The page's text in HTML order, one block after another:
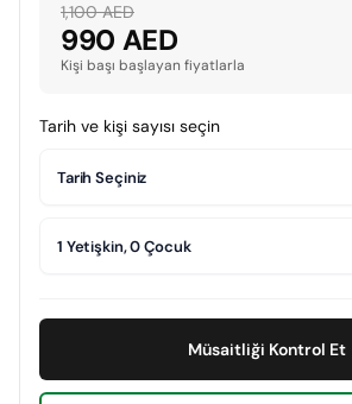
1,100 AED
990 AED
Kişi başı başlayan fiyatlarla
Tarih ve kişi sayısı seçin
Tarih Seçiniz
1 Yetişkin, 0 Çocuk
Müsaitliği Kontrol Et